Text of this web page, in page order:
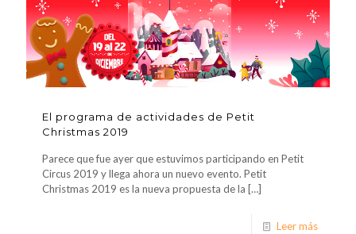
El programa de actividades de Petit
Christmas 2019
Parece que fue ayer que estuvimos participando en Petit
Circus 2019 y llega ahora un nuevo evento. Petit
Christmas 2019 es la nueva propuesta de la […]
Leer más